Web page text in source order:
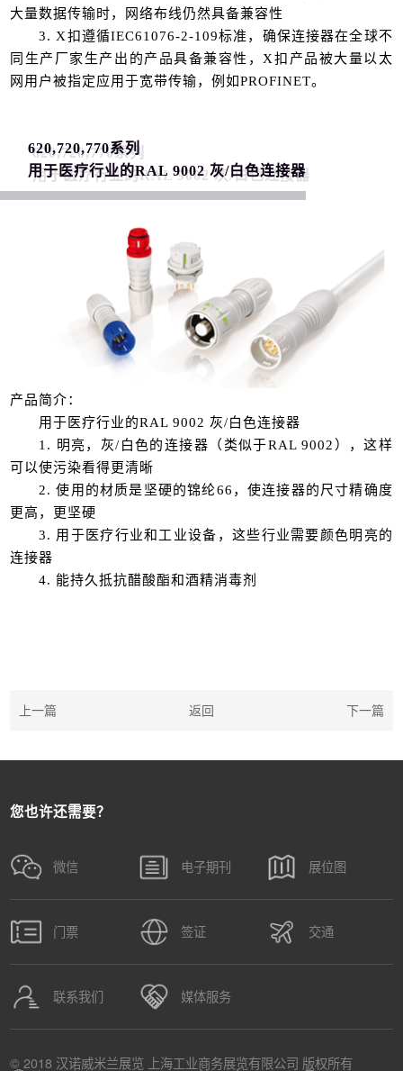
大量数据传输时，网络布线仍然具备兼容性
3. X扣遵循IEC61076-2-109标准，确保连接器在全球不
同生产厂家生产出的产品具备兼容性，X扣产品被大量以太
网用户被指定应用于宽带传输，例如PROFINET。
620,720,770系列
用于医疗行业的RAL 9002 灰/白色连接器
产品简介：
用于医疗行业的RAL 9002 灰/白色连接器
1. 明亮，灰/白色的连接器（类似于RAL 9002），这样
可以使污染看得更清晰
2. 使用的材质是坚硬的锦纶66，使连接器的尺寸精确度
更高，更坚硬
3. 用于医疗行业和工业设备，这些行业需要颜色明亮的
连接器
4. 能持久抵抗醋酸酯和酒精消毒剂
上一篇 返回 下一篇
您也许还需要？
微信 电子期刊 展位图
门票 签证 交通
联系我们 媒体服务
© 2018 汉诺威米兰展览 上海工业商务展览有限公司 版权所有